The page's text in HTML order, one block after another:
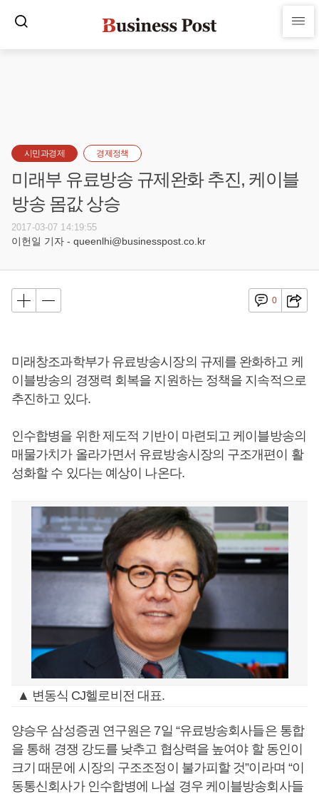
시민과경제 경제정책
미래부 유료방송 규제완화 추진, 케이블
방송 몸값 상승
2017-03-07 14:19:55
이헌일 기자 - queenlhi@businesspost.co.kr
0
미래창조과학부가 유료방송시장의 규제를 완화하고 케
이블방송의 경쟁력 회복을 지원하는 정책을 지속적으로
추진하고 있다.
인수합병을 위한 제도적 기반이 마련되고 케이블방송의
매물가치가 올라가면서 유료방송시장의 구조개편이 활
성화할 수 있다는 예상이 나온다.
▲ 변동식 CJ헬로비전 대표.
양승우 삼성증권 연구원은 7일 “유료방송회사들은 통합
을 통해 경쟁 강도를 낮추고 협상력을 높여야 할 동인이
크기 때문에 시장의 구조조정이 불가피할 것”이라며 “이
동통신회사가 인수합병에 나설 경우 케이블방송회사들